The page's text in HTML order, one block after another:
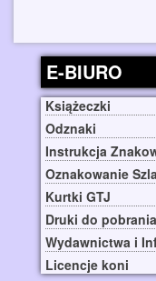
E-BIURO
Książeczki
Odznaki
Instrukcja
Oznakowanie
Kurtki GTJ
Druki do pobrania
Wydawnictwa i
Licencje koni